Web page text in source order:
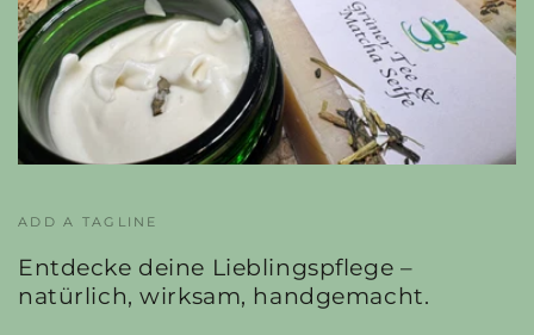
ADD A TAGLINE
Entdecke deine Lieblingspflege –
natürlich, wirksam, handgemacht.